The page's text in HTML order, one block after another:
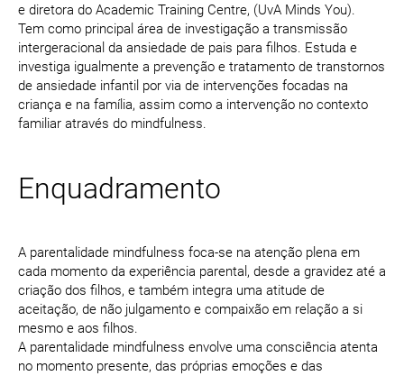
e diretora do Academic Training Centre, (UvA Minds You).
Tem como principal área de investigação a transmissão
intergeracional da ansiedade de pais para filhos. Estuda e
investiga igualmente a prevenção e tratamento de transtornos
de ansiedade infantil por via de intervenções focadas na
criança e na família, assim como a intervenção no contexto
familiar através do mindfulness.
Enquadramento
A parentalidade mindfulness foca-se na atenção plena em
cada momento da experiência parental, desde a gravidez até a
criação dos filhos, e também integra uma atitude de
aceitação, de não julgamento e compaixão em relação a si
mesmo e aos filhos.
A parentalidade mindfulness envolve uma consciência atenta
no momento presente, das próprias emoções e das